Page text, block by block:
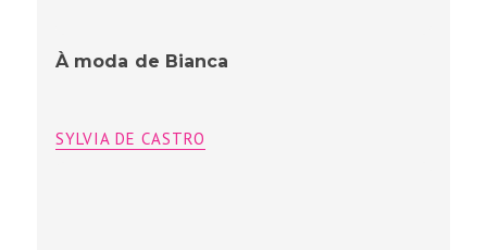
À moda de Bianca
SYLVIA DE CASTRO